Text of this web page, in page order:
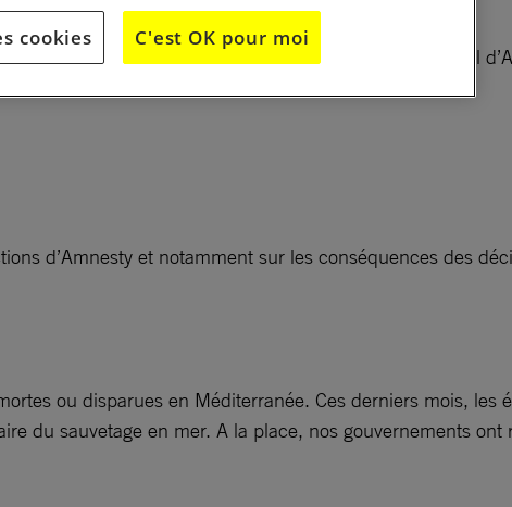
du groupe d’Amnesty International de Vichy Val
d’Amnesty et notamment sur les conséquences des
ou disparues en Méditerranée. Ces derniers mois, les
du sauvetage en mer. A la place, nos gouvernements ont
cookies C'est OK pour moi